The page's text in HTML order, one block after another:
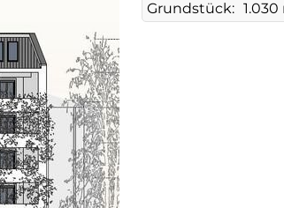
Grundstück: 1.030